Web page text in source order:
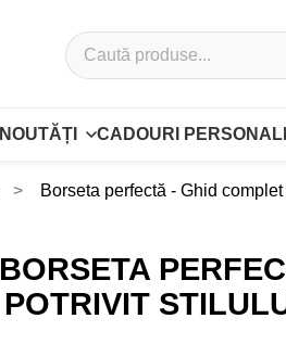
NOUTĂȚI CADOURI
Borseta perfectă - Ghid
BORSETA
POTRIVIT